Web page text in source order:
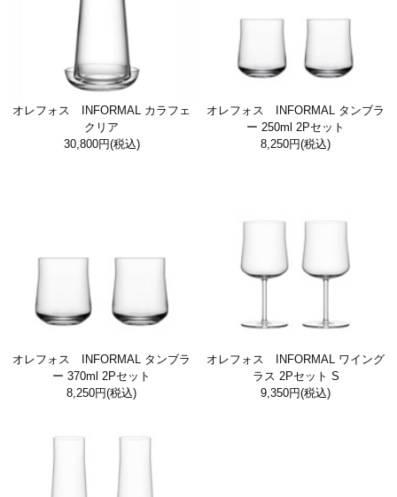
オレフォス INFORMAL カラフェ
クリア
30,800円(税込)
オレフォス INFORMAL タンブラ
ー 250ml 2Pセット
8,250円(税込)
オレフォス INFORMAL タンブラ
ー 370ml 2Pセット
8,250円(税込)
オレフォス INFORMAL ワイング
ラス 2Pセット S
9,350円(税込)